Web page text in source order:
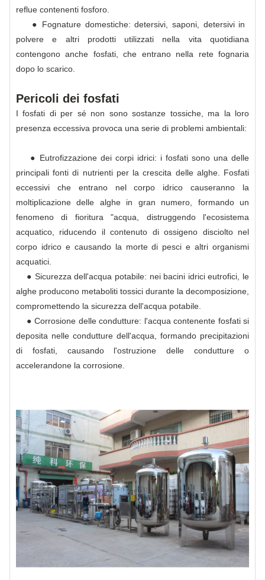
reflue contenenti fosforo.
● Fognature domestiche: detersivi, saponi, detersivi in ​​
polvere e altri prodotti utilizzati nella vita quotidiana
contengono anche fosfati, che entrano nella rete fognaria
dopo lo scarico.
Pericoli dei fosfati
I fosfati di per sé non sono sostanze tossiche, ma la loro
presenza eccessiva provoca una serie di problemi ambientali:
● Eutrofizzazione dei corpi idrici: i fosfati sono una delle
principali fonti di nutrienti per la crescita delle alghe. Fosfati
eccessivi che entrano nel corpo idrico causeranno la
moltiplicazione delle alghe in gran numero, formando un
fenomeno di fioritura "acqua, distruggendo l'ecosistema
acquatico, riducendo il contenuto di ossigeno disciolto nel
corpo idrico e causando la morte di pesci e altri organismi
acquatici.
● Sicurezza dell'acqua potabile: nei bacini idrici eutrofici, le
alghe producono metaboliti tossici durante la decomposizione,
compromettendo la sicurezza dell'acqua potabile.
● Corrosione delle condutture: l'acqua contenente fosfati si
deposita nelle condutture dell'acqua, formando precipitazioni
di fosfati, causando l'ostruzione delle condutture o
accelerandone la corrosione.